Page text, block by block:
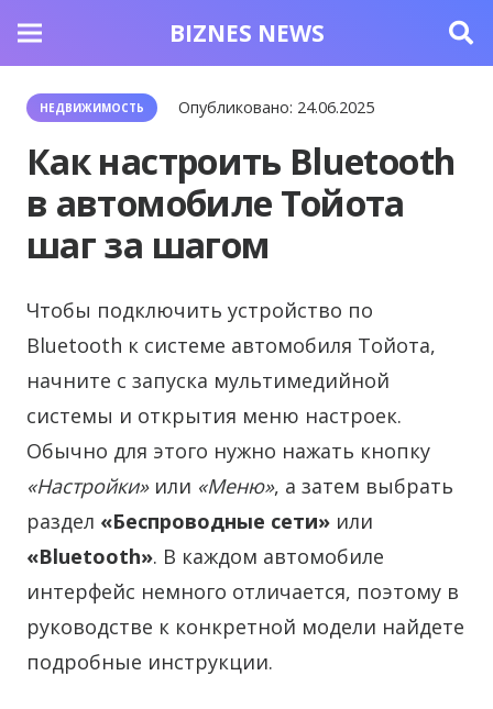
BIZNES NEWS
НЕДВИЖИМОСТЬ Опубликовано: 24.06.2025
Как настроить Bluetooth
в автомобиле Тойота
шаг за шагом
Чтобы подключить устройство по
Bluetooth к системе автомобиля Тойота,
начните с запуска мультимедийной
системы и открытия меню настроек.
Обычно для этого нужно нажать кнопку
«Настройки»или «Меню», а затем выбрать
раздел «Беспроводные сети» или
«Bluetooth». В каждом автомобиле
интерфейс немного отличается, поэтому в
руководстве к конкретной модели найдете
подробные инструкции.